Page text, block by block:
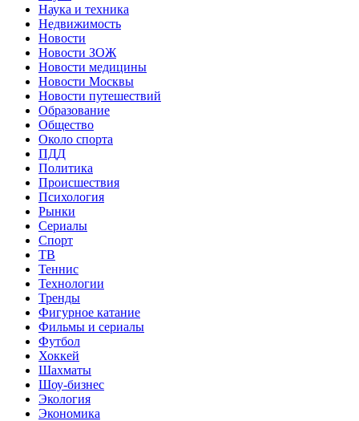
Наука и техника
Недвижимость
Новости
Новости ЗОЖ
Новости медицины
Новости Москвы
Новости путешествий
Образование
Общество
Около спорта
ПДД
Политика
Происшествия
Психология
Рынки
Сериалы
Спорт
ТВ
Теннис
Технологии
Тренды
Фигурное катание
Фильмы и сериалы
Футбол
Хоккей
Шахматы
Шоу-бизнес
Экология
Экономика